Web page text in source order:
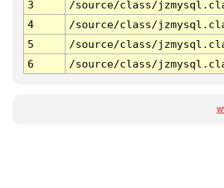
3
/source/class/
4
/source/class/
5
/source/class/
6
/source/class/